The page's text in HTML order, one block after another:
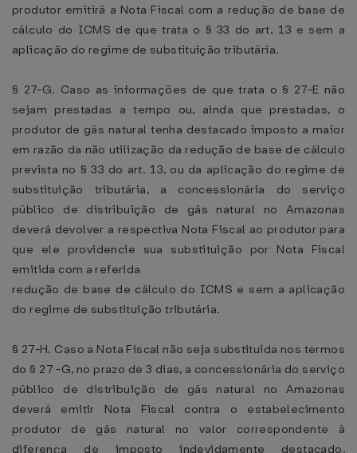
produtor emitirá a Nota Fiscal com a redução de base de
cálculo do ICMS de que trata o § 33 do art. 13 e sem a
aplicação do regime de substituição tributária.
§ 27-G. Caso as informações de que trata o § 27-E não
sejam prestadas a tempo ou, ainda que prestadas, o
produtor de gás natural tenha destacado imposto a maior
em razão da não utilização da redução de base de cálculo
prevista no § 33 do art. 13, ou da aplicação do regime de
substituição tributária, a concessionária do serviço
público de distribuição de gás natural no Amazonas
deverá devolver a respectiva Nota Fiscal ao produtor para
que ele providencie sua substituição por Nota Fiscal
emitida com a referida
redução de base de cálculo do ICMS e sem a aplicação
do regime de substituição tributária.
§ 27-H. Caso a Nota Fiscal não seja substituída nos termos
do § 27 -G, no prazo de 3 dias, a concessionária do serviço
público de distribuição de gás natural no Amazonas
deverá emitir Nota Fiscal contra o estabelecimento
produtor de gás natural no valor correspondente à
diferença de imposto indevidamente destacado,